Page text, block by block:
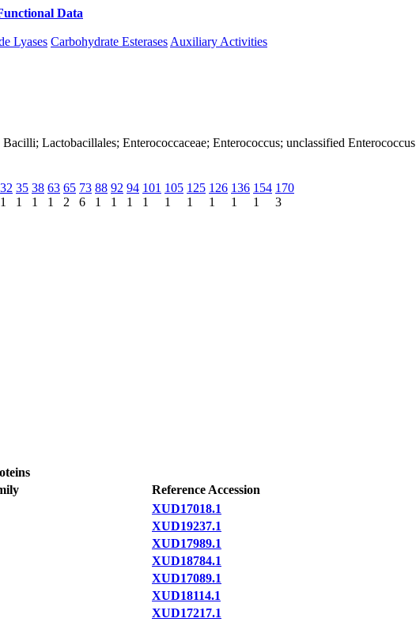
Data
Lyases Carbohydrate Esterases Auxiliary Activities
Lactobacillales; Enterococcaceae; Enterococcus; unclassified Enterococcus
32
1
35
1
38
1
63
1
65
2
73
6
88
1
92
1
94
1
101
1
105
1
125
1
126
1
136
1
154
1
170
3
Reference Accession
XUD17018.1
XUD19237.1
XUD17989.1
XUD18784.1
XUD17089.1
XUD18114.1
XUD17217.1